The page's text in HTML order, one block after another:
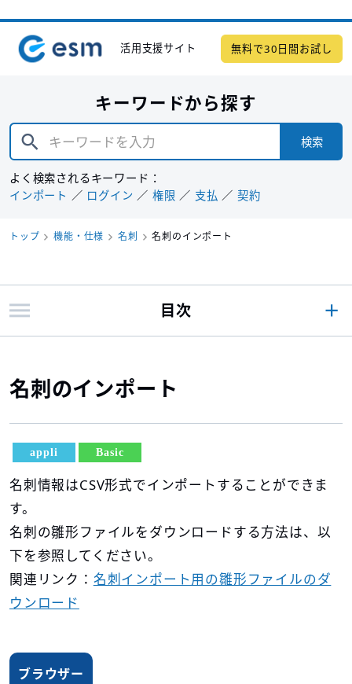
活用支援サイト 無料で30日間お試し
キーワードから探す
検索
よく検索されるキーワード：
インポート
ログイン 権限 支払 契約
トップ 機能・仕様 名刺 名刺のインポート
名刺のインポート
appli Basic
名刺情報はCSV形式でインポートすることができま
す。
名刺の雛形ファイルをダウンロードする方法は、以
下を参照してください。
関連リンク： 名刺インポート用の雛形ファイルのダ
ウンロード
ブラウザー
目次